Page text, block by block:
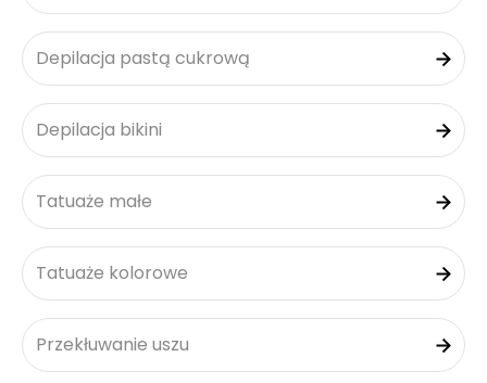
Depilacja pastą cukrową
Depilacja bikini
Tatuaże małe
Tatuaże kolorowe
Przekłuwanie uszu